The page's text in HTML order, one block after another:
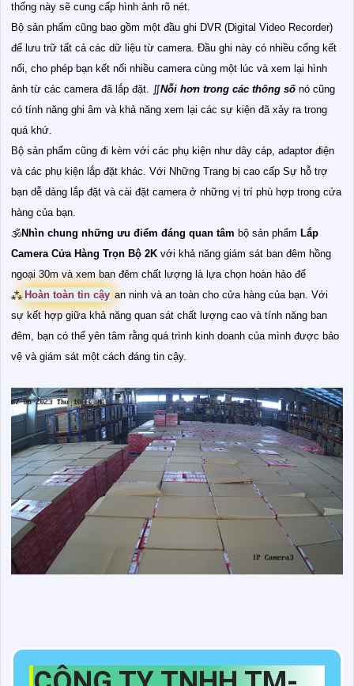
thống này sẽ cung cấp hình ảnh rõ nét.
Bộ sản phẩm cũng bao gồm một đầu ghi DVR (Digital Video Recorder)
để lưu trữ tất cả các dữ liệu từ camera. Đầu ghi này có nhiều cổng kết
nối, cho phép bạn kết nối nhiều camera cùng một lúc và xem lại hình
ảnh từ các camera đã lắp đặt. ∬Nỗi hơn trong các thông sốnó cũng
có tính năng ghi âm và khả năng xem lại các sự kiện đã xảy ra trong
quá khứ.
Bộ sản phẩm cũng đi kèm với các phụ kiện như dây cáp, adaptor điện
và các phụ kiện lắp đặt khác. Với Những Trang bị cao cấp Sự hỗ trợ
bạn dễ dàng lắp đặt và cài đặt camera ở những vị trí phù hợp trong cửa
hàng của bạn.
🕉️Nhìn chung những ưu điểm đáng quan tâm bộ sản phẩm Lắp
Camera Cửa Hàng Trọn Bộ 2K với khả năng giám sát ban đêm hồng
ngoại 30m và xem ban đêm chất lượng là lựa chọn hoàn hảo để
⁂ Hoàn toàn tin cậy an ninh và an toàn cho cửa hàng của bạn. Với
sự kết hợp giữa khả năng quan sát chất lượng cao và tính năng ban
đêm, bạn có thể yên tâm rằng quá trình kinh doanh của mình được bảo
vệ và giám sát một cách đáng tin cậy.